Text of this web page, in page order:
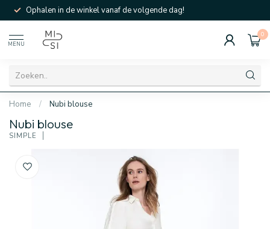
Ophalen in de winkel vanaf de volgende dag!
MENU
0
Home / Nubi blouse
Nubi blouse
SIMPLE